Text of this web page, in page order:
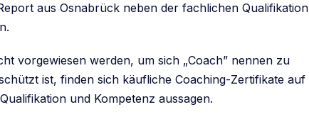
aus Osnabrück neben der fachlichen Qualifikation
vorgewiesen werden, um sich „Coach” nennen zu
ist, finden sich käufliche Coaching-Zertifikate auf
und Kompetenz aussagen.